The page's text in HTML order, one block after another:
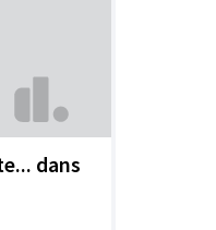
dans